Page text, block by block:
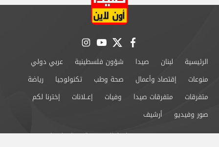
facebook
twitter
youtube
instagram
الرئيسية لبنان صيدا شؤون فلسطينية
عربي دولي
منوعات
إقتصاد وأعمال صحة وطب تكنولوجيا
رياضة
متفرقات
متفرقات صيدا وفيات إعــلانات
إخترنا لكم
صور وفيديو
أرشيف
من نحن
سياسة الخصوصية اتصل بنا